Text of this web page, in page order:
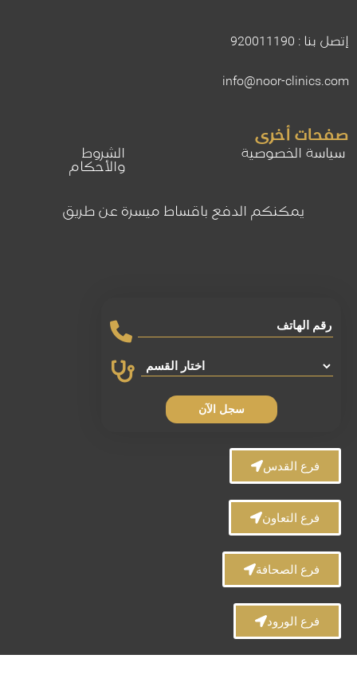
إتصل بنا : 920011190
info@noor-clinics.com
صفحات أخرى
الشروط
والأحكام
سياسة الخصوصية
يمكنكم الدفع باقساط ميسرة عن طريق
سجل الآن
فرع القدس
فرع التعاون
فرع الصحافة
فرع الورود